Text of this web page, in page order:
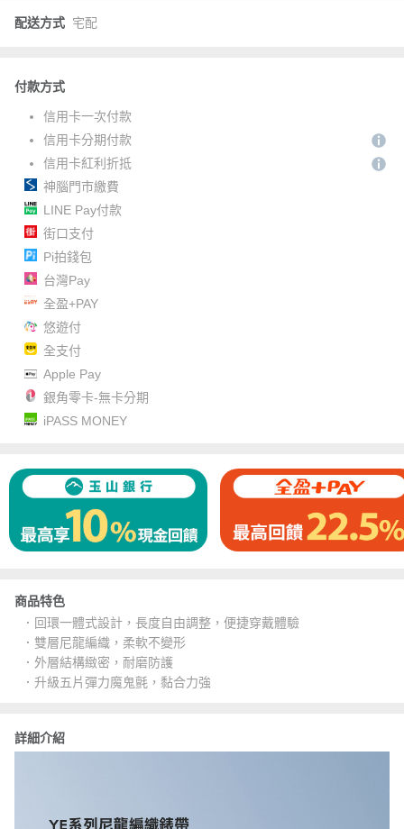
配送方式 宅配
付款方式
信用卡一次付款
信用卡分期付款
信用卡紅利折抵
神腦門市繳費
LINE Pay付款
街口支付
Pi拍錢包
台灣Pay
全盈+PAY
悠遊付
全支付
Apple Pay
銀角零卡-無卡分期
iPASS MONEY
商品特色
．回環一體式設計，長度自由調整，便捷穿戴體驗
．雙層尼龍編織，柔軟不變形
．外層結構緻密，耐磨防護
．升級五片彈力魔鬼氈，黏合力強
詳細介紹